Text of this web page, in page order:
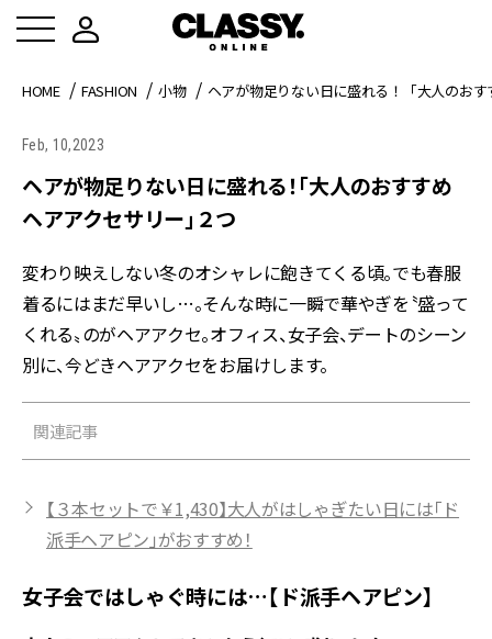
HOME FASHION 小物 ヘアが物足りない日に盛れる！「大人のお
Feb, 10,2023
ヘアが物足りない日に盛れる！「大人のおすすめ
ヘアアクセサリー」２つ
変わり映えしない冬のオシャレに飽きてくる頃。でも春服
着るにはまだ早いし…。そんな時に一瞬で華やぎを〝盛って
くれる〟のがヘアアクセ。オフィス、女子会、デートのシーン
別に、今どきヘアアクセをお届けします。
関連記事
【３本セットで￥1,430】大人がはしゃぎたい日には「ド
派手ヘアピン」がおすすめ！
女子会ではしゃぐ時には…【ド派手ヘアピン】